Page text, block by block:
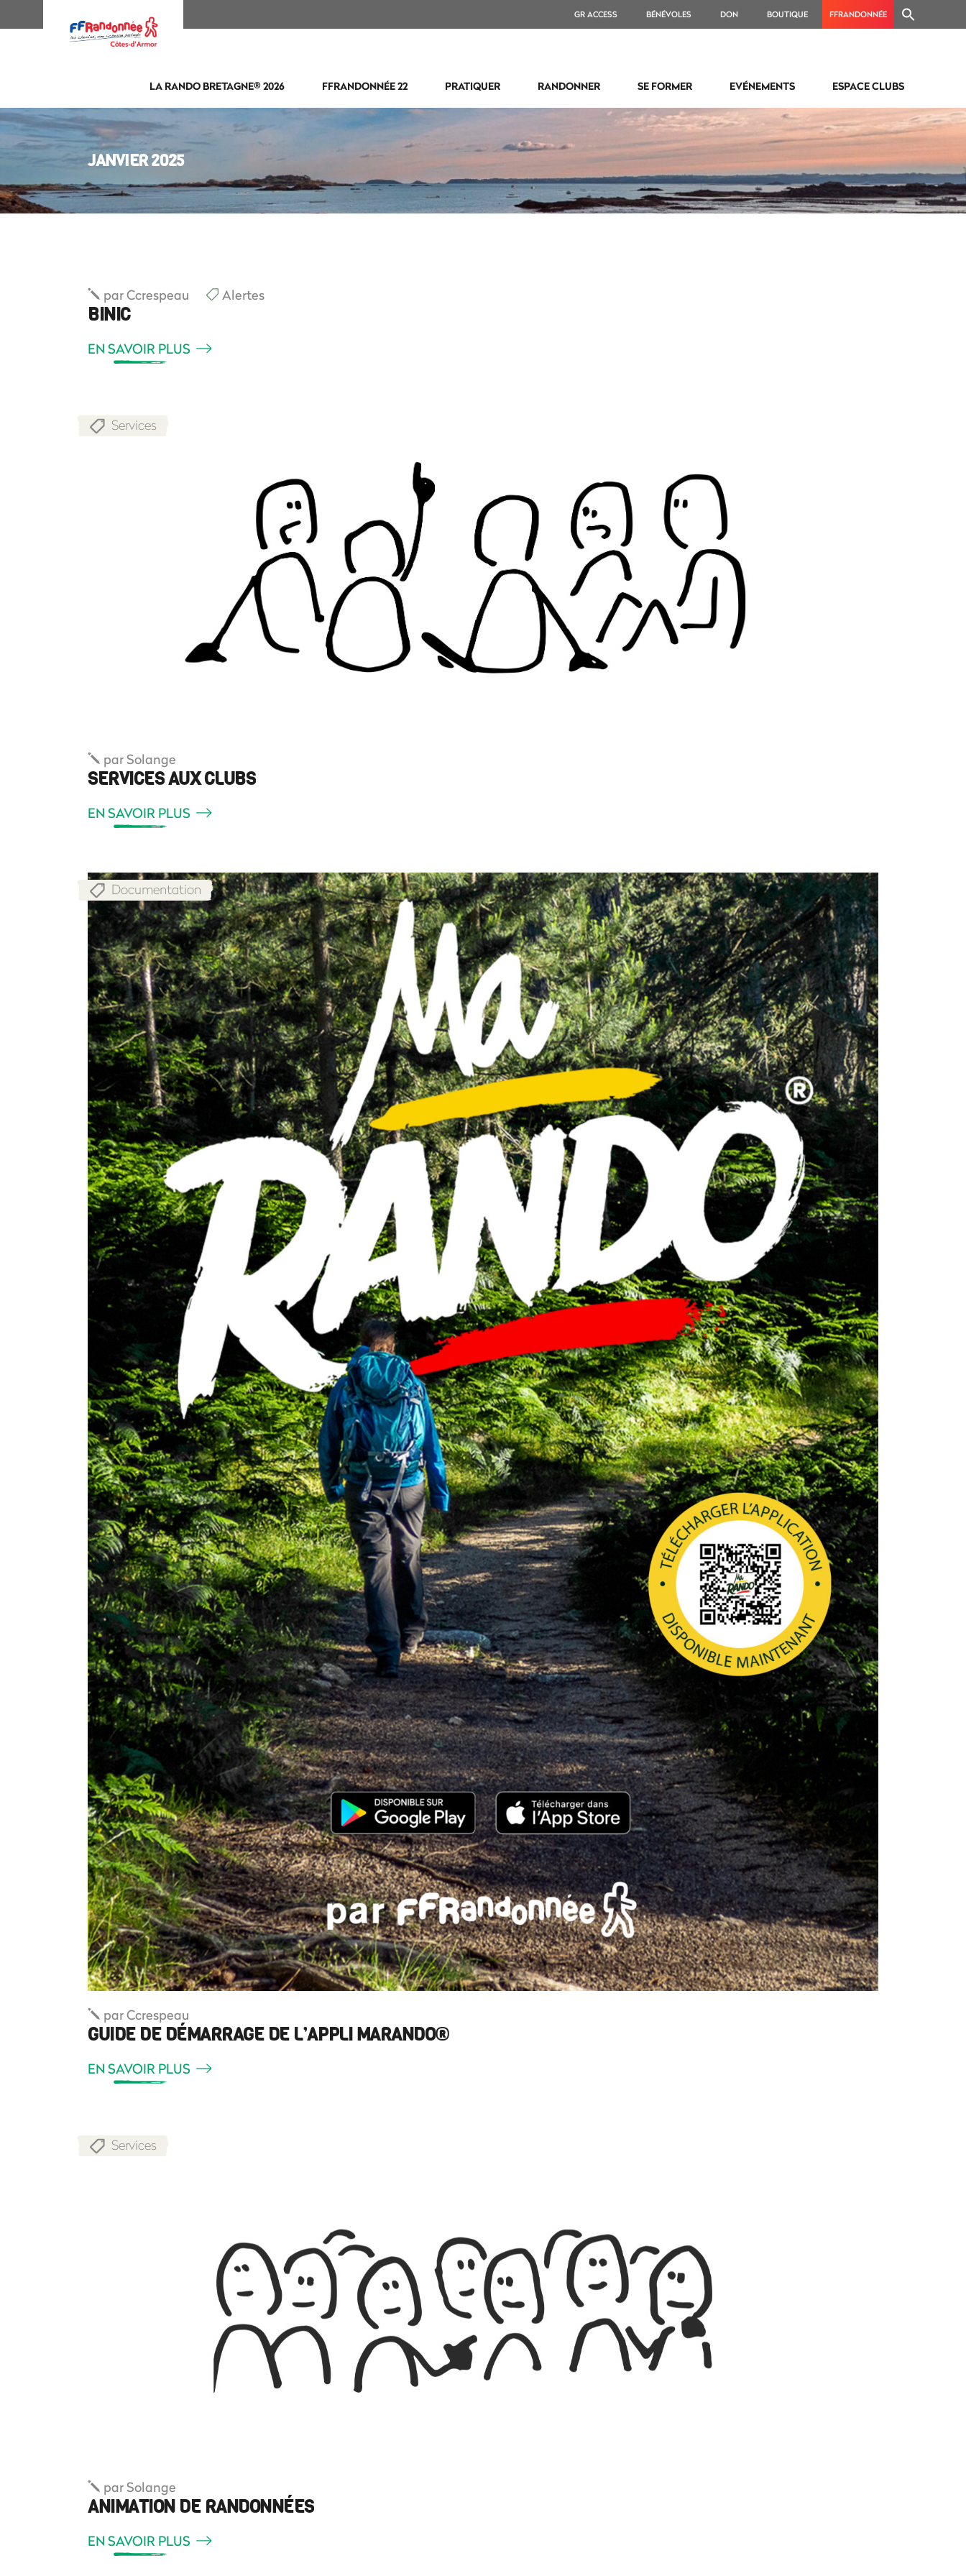
GR ACCESS BÉNÉVOLES DON BOUTIQUE FFRANDONNÉE
LA RANDO BRETAGNE® 2026 FFRANDONNÉE 22 PRATIQUER RANDONNER SE FORMER EVÉNEMENTS ESPACE CLUBS
JANVIER 2025
parCcrespeau Alertes
BINIC
EN SAVOIR PLUS
Services
parSolange
SERVICES AUX CLUBS
EN SAVOIR PLUS
Documentation
parCcrespeau
GUIDE DE DÉMARRAGE DE L’APPLI MARANDO®
EN SAVOIR PLUS
Services
parSolange
ANIMATION DE RANDONNÉES
EN SAVOIR PLUS